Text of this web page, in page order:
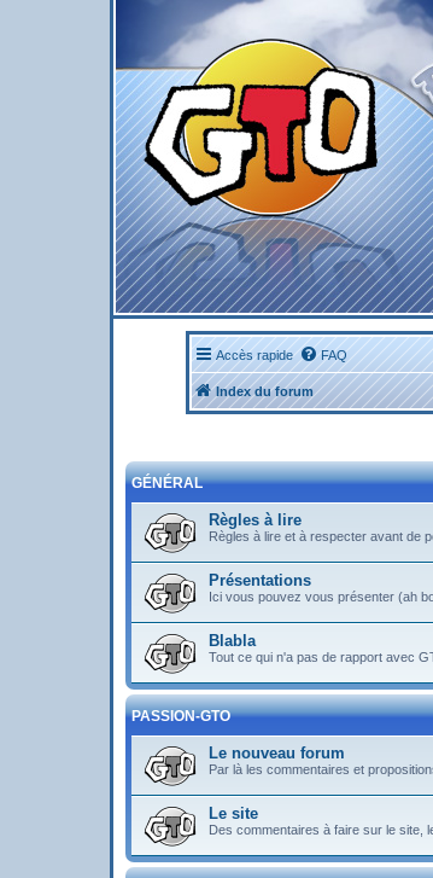
Accès rapide FAQ
Index du forum
GÉNÉRAL
Règles à lire
Règles à lire et à respecter avant de
Présentations
Ici vous pouvez vous présenter (ah
Blabla
Tout ce qui n'a pas de rapport avec
PASSION-GTO
Le nouveau forum
Par là les commentaires et
Le site
Des commentaires à faire sur le site,